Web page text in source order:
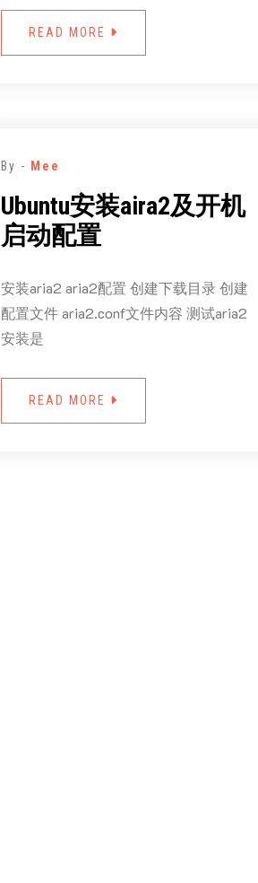
READ MORE
By - Mee
Ubuntu安装aira2及开机
启动配置
安装aria2 aria2配置 创建下载目录 创建
配置文件 aria2.conf文件内容 测试aria2
安装是
READ MORE